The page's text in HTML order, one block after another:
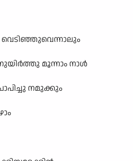
മൂന്നാം നാൾ
നമുക്കും